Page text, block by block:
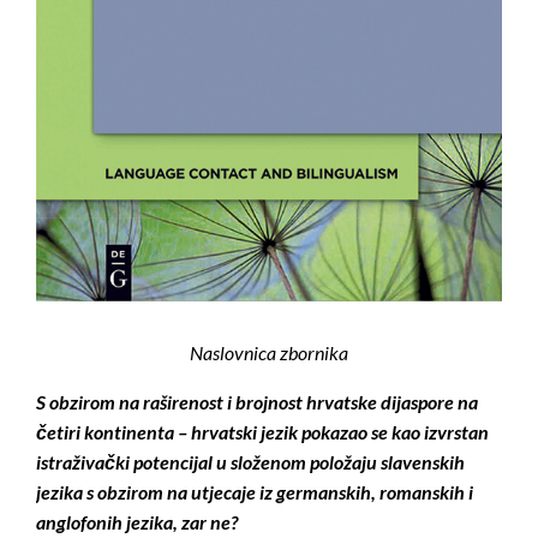
Naslovnica zbornika
S obzirom na raširenost i brojnost hrvatske dijaspore na
četiri kontinenta – hrvatski jezik pokazao se kao izvrstan
istraživački potencijal u složenom položaju slavenskih
jezika s obzirom na utjecaje iz germanskih, romanskih i
anglofonih jezika, zar ne?